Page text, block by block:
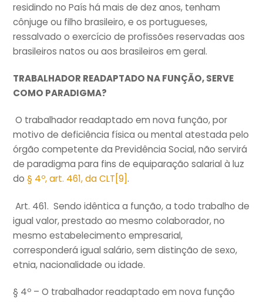
residindo no País há mais de dez anos, tenham
cônjuge ou filho brasileiro, e os portugueses,
ressalvado o exercício de profissões reservadas aos
brasileiros natos ou aos brasileiros em geral.
TRABALHADOR READAPTADO NA FUNÇÃO, SERVE
COMO PARADIGMA?
O trabalhador readaptado em nova função, por
motivo de deficiência física ou mental atestada pelo
órgão competente da Previdência Social, não servirá
de paradigma para fins de equiparação salarial à luz
do§ 4º, art. 461, da CLT [9] .
Art. 461. Sendo idêntica a função, a todo trabalho de
igual valor, prestado ao mesmo colaborador, no
mesmo estabelecimento empresarial,
corresponderá igual salário, sem distinção de sexo,
etnia, nacionalidade ou idade.
§ 4º – O trabalhador readaptado em nova função